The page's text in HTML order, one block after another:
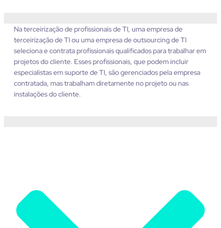
Na terceirização de profissionais de TI, uma empresa de
terceirização de TI ou uma empresa de outsourcing de TI
seleciona e contrata profissionais qualificados para trabalhar em
projetos do cliente. Esses profissionais, que podem incluir
especialistas em suporte de TI, são gerenciados pela empresa
contratada, mas trabalham diretamente no projeto ou nas
instalações do cliente.